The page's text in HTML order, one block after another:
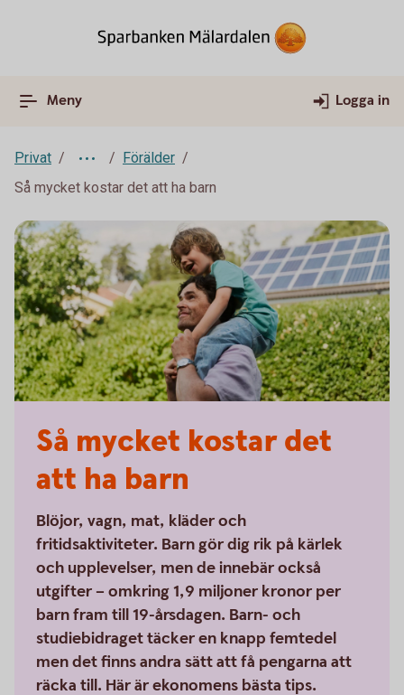
Meny Logga in
Privat
Förälder
Så mycket kostar det att ha barn
Så mycket kostar det
att ha barn
Blöjor, vagn, mat, kläder och
fritidsaktiviteter. Barn gör dig rik på kärlek
och upplevelser, men de innebär också
utgifter – omkring 1,9 miljoner kronor per
barn fram till 19-årsdagen. Barn- och
studiebidraget täcker en knapp femtedel
men det finns andra sätt att få pengarna att
räcka till. Här är ekonomens bästa tips.